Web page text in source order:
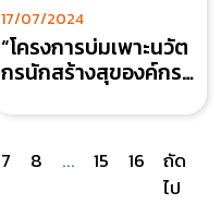
17/07/2024
“โครงการบ่มเพาะนวัต
กรนักสร้างสุของค์กร”
Innovation
Incubation)
7 8 ... 15 16
ถัด
ไป